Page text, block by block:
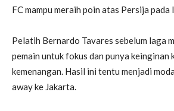
FC mampu meraih poin atas Persija pada
Pelatih Bernardo Tavares sebelum laga
pemain untuk fokus dan punya keinginan
kemenangan. Hasil ini tentu menjadi
away ke Jakarta.